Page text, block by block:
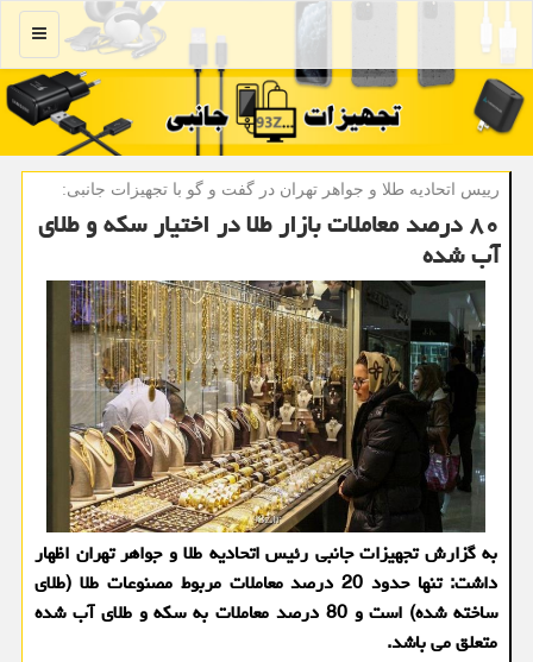
منو
رییس اتحادیه طلا و جواهر تهران در گفت و گو با تجهیزات جانبی:
۸۰ درصد معاملات بازار طلا در اختیار سكه و طلای
آب شده
به گزارش تجهیزات جانبی رئیس اتحادیه طلا و جواهر تهران اظهار
داشت: تنها حدود 20 درصد معاملات مربوط مصنوعات طلا (طلای
ساخته شده) است و 80 درصد معاملات به سكه و طلای آب شده
متعلق می باشد.